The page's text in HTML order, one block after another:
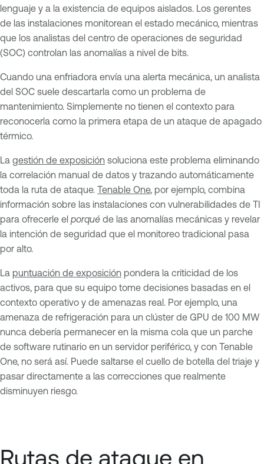
lenguaje y a la existencia de equipos aislados. Los gerentes
de las instalaciones monitorean el estado mecánico, mientras
que los analistas del centro de operaciones de seguridad
(SOC) controlan las anomalías a nivel de bits.
Cuando una enfriadora envía una alerta mecánica, un analista
del SOC suele descartarla como un problema de
mantenimiento. Simplemente no tienen el contexto para
reconocerla como la primera etapa de un ataque de apagado
térmico.
La gestión de exposición soluciona este problema eliminando
la correlación manual de datos y trazando automáticamente
toda la ruta de ataque. Tenable One, por ejemplo, combina
información sobre las instalaciones con vulnerabilidades de TI
para ofrecerle el porqué de las anomalías mecánicas y revelar
la intención de seguridad que el monitoreo tradicional pasa
por alto.
La puntuación de exposición pondera la criticidad de los
activos, para que su equipo tome decisiones basadas en el
contexto operativo y de amenazas real. Por ejemplo, una
amenaza de refrigeración para un clúster de GPU de 100 MW
nunca debería permanecer en la misma cola que un parche
de software rutinario en un servidor periférico, y con Tenable
One, no será así. Puede saltarse el cuello de botella del triaje y
pasar directamente a las correcciones que realmente
disminuyen riesgo.
Rutas de ataque en